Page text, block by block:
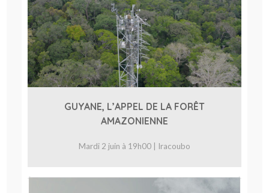
GUYANE, L’APPEL DE LA FORÊT
AMAZONIENNE
Mardi 2 juin à 19h00 | Iracoubo